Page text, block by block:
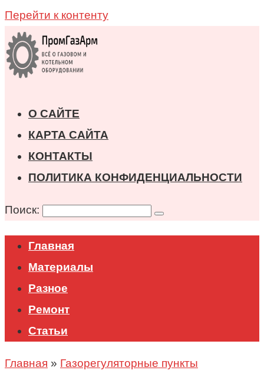
Перейти к контенту
О САЙТЕ
КАРТА САЙТА
КОНТАКТЫ
ПОЛИТИКА КОНФИДЕНЦИАЛЬНОСТИ
Поиск:
Главная
Материалы
Разное
Ремонт
Статьи
Главная » Газорегуляторные пункты